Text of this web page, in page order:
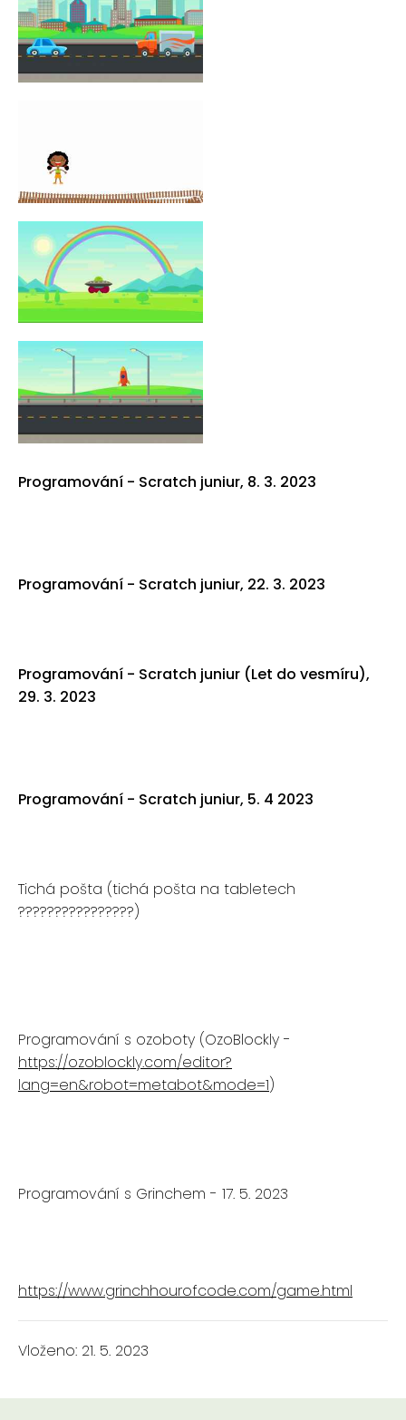
Programování - Scratch juniur, 8. 3. 2023
Programování - Scratch juniur, 22. 3. 2023
Programování - Scratch juniur (Let do vesmíru),
29. 3. 2023
Programování - Scratch juniur, 5. 4 2023
Tichá pošta (tichá pošta na tabletech
????‍????????‍????)
Programování s ozoboty (OzoBlockly -
https://ozoblockly.com/editor?
lang=en&robot=metabot&mode=1)
Programování s Grinchem - 17. 5. 2023
https://www.grinchhourofcode.com/game.html
Vloženo: 21. 5. 2023